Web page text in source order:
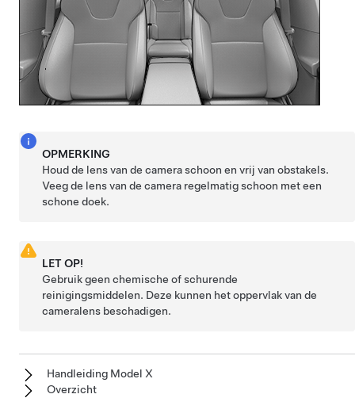
OPMERKING
Houd de lens van de camera schoon en vrij van obstakels.
Veeg de lens van de camera regelmatig schoon met een
schone doek.
LET OP!
Gebruik geen chemische of schurende
reinigingsmiddelen. Deze kunnen het oppervlak van de
cameralens beschadigen.
Handleiding Model X
Overzicht